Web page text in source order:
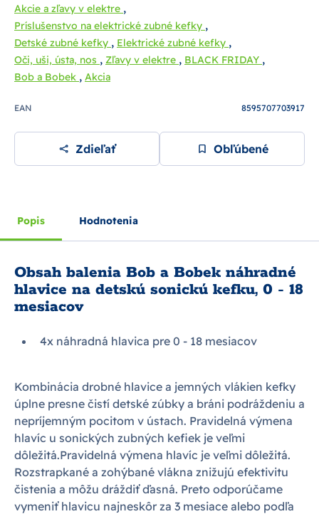
Akcie a zľavy v elektre ,
Príslušenstvo na elektrické zubné kefky ,
Detské zubné kefky , Elektrické zubné kefky ,
Oči, uši, ústa, nos , Zľavy v elektre , BLACK FRIDAY ,
Bob a Bobek , Akcia
EAN 8595707703917
Zdieľať Obľúbené
Popis Hodnotenia
Obsah balenia Bob a Bobek náhradné
hlavice na detskú sonickú kefku, 0 - 18
mesiacov
4x náhradná hlavica pre 0 - 18 mesiacov
Kombinácia drobné hlavice a jemných vlákien kefky
úplne presne čistí detské zúbky a bráni podráždeniu a
nepríjemným pocitom v ústach. Pravidelná výmena
hlavíc u sonických zubných kefiek je veľmi
dôležitá.Pravidelná výmena hlavíc je veľmi dôležitá.
Rozstrapkané a zohýbané vlákna znižujú efektivitu
čistenia a môžu dráždiť ďasná. Preto odporúčame
vymeniť hlavicu najneskôr za 3 mesiace alebo podľa